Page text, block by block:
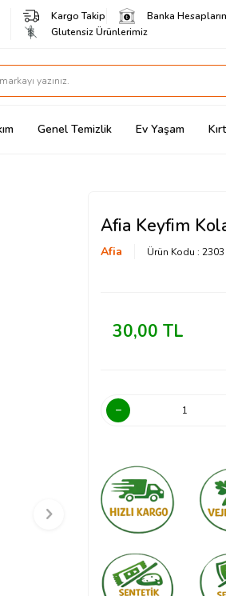
Kargo Takip Banka
Glutensiz Ürünlerimiz
Genel Temizlik Ev Yaşam
Afia Keyfim
Afia Ürün Kodu : 2303
30,00 TL